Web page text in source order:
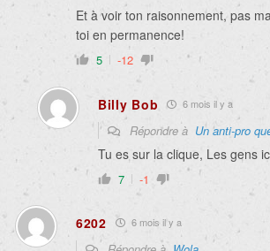
Et à voir ton raisonnement, pas
toi en permanence!
5 -12
Billy Bob 6 mois il y a
Répondre à Un anti-pro
Tu es sur la clique, Les gens
7 -1
6202 6 mois il y a